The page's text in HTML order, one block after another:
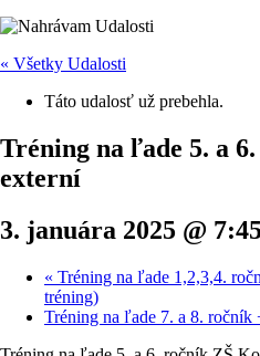
« Všetky Udalosti
Táto udalosť už prebehla.
Tréning na ľade 5. a
externí
3. januára 2025 @
« Tréning na ľade 1,2,3,4.
tréning)
Tréning na ľade 7. a 8. ročník